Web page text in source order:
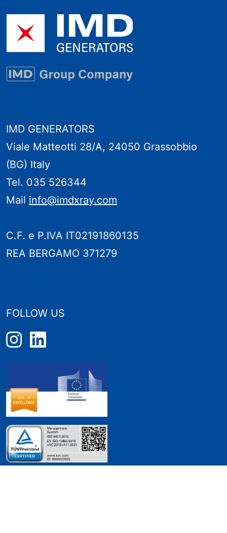
IMD GENERATORS
Viale Matteotti 28/A, 24050 Grassobbio
(BG) Italy
Tel. 035 526344
Mail info@imdxray.com
C.F. e P.IVA IT02191860135
REA BERGAMO 371279
FOLLOW US